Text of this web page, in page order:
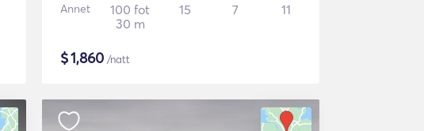
Annet
100 fot
30 m
15 7 11
$1,860 /natt